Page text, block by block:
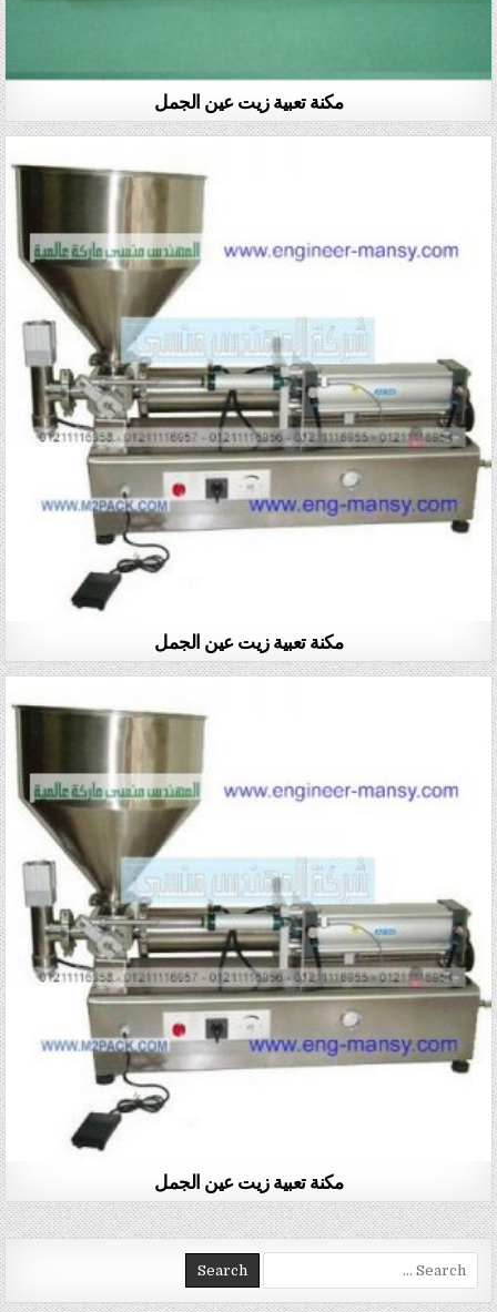
مكنة تعبية زيت عين الجمل
مكنة تعبية زيت عين الجمل
مكنة تعبية زيت عين الجمل
Search for: